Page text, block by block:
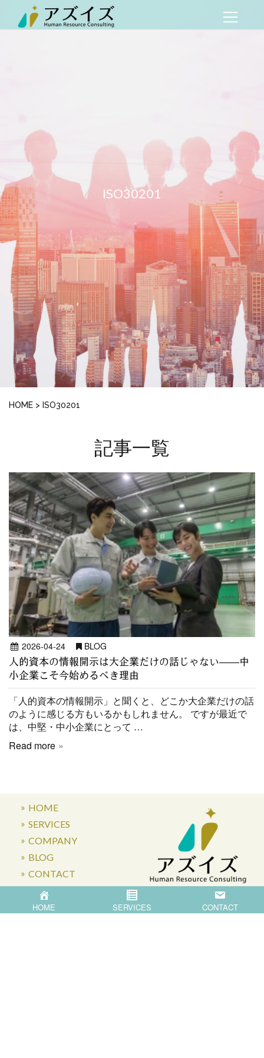
ISO30201
HOME > ISO30201
記事一覧
2026-04-24 BLOG
人的資本の情報開示は大企業だけの話じゃない――中
小企業こそ今始めるべき理由
「人的資本の情報開示」と聞くと、どこか大企業だけの話
のように感じる方もいるかもしれません。 ですが最近で
は、中堅・中小企業にとって …
Read more
HOME
SERVICES
COMPANY
BLOG
CONTACT
〒871-0007 大分県中津市蛎瀬770
HOME SERVICES CONTACT